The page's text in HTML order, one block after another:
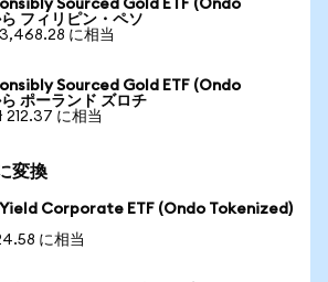
Sourced Gold ETF (Ondo
フィリピン・ペソ
に相当
Sourced Gold ETF (Ondo
ポーランド ズロチ
212.37 に相当
変換
Corporate ETF (Ondo Tokenized)
に相当